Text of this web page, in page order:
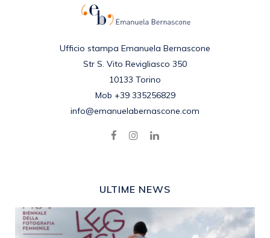
Ufficio stampa Emanuela Bernascone
Str S. Vito Revigliasco 350
10133 Torino
Mob +39 335256829
info@emanuelabernascone.com
ULTIME NEWS